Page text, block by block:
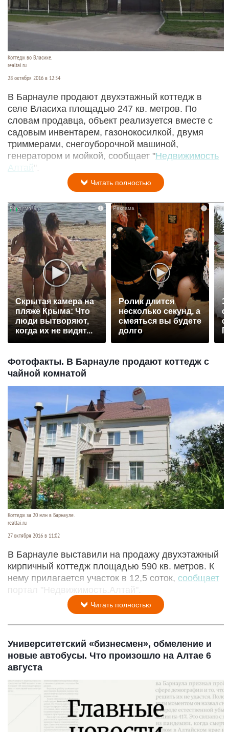
Коттедж во Власихе.
realtai.ru
28 октября 2016 в 12:54
В Барнауле продают двухэтажный коттедж в
селе Власиха площадью 247 кв. метров. По
словам продавца, объект реализуется вместе с
садовым инвентарем, газонокосилкой, двумя
триммерами, снегоуборочной машиной,
генератором и мойкой, сообщает "Недвижимость
Алтай".
Читать полностью
i
Скрытая камера на
пляже Крыма: Что
люди вытворяют,
когда их не видят...
Ролик длится
несколько секунд, а
смеяться вы будете
долго
Фотофакты. В Барнауле продают коттедж с
чайной комнатой
Коттедж за 20 млн в Барнауле.
realtai.ru
27 октября 2016 в 11:02
В Барнауле выставили на продажу двухэтажный
кирпичный коттедж площадью 590 кв. метров. К
нему прилагается участок в 12,5 соток, сообщает
портал "Недвижимость.Алтай".
Читать полностью
Университетский «бизнесмен», обмеление и
новые автобусы. Что произошло на Алтае 6
августа